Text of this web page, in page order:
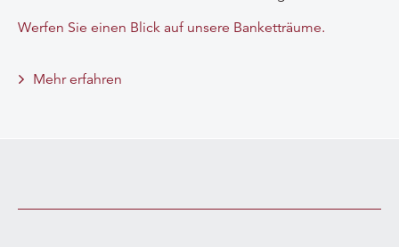
Werfen Sie einen Blick auf unsere Banketträume.
Mehr erfahren